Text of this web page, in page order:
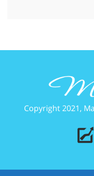
Copyright 2021,